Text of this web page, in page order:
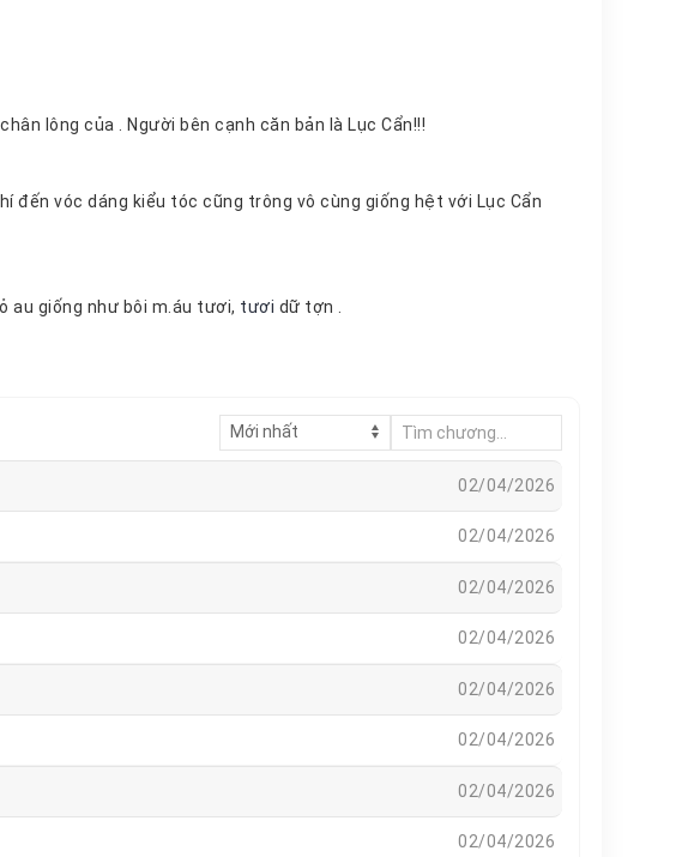
Ngay lập tức, nỗi sợ hãi như sóng trào quét qua từng lỗ chân lông của . Người bên cạnh căn bản là Lục Cẩn!!!
Tròng mắt của gã lớn, trợn trừng ngoài còn miệng thì đỏ au giống như bôi m.áu tươi, tươi
02/04/2026
02/04/2026
02/04/2026
02/04/2026
02/04/2026
02/04/2026
02/04/2026
02/04/2026